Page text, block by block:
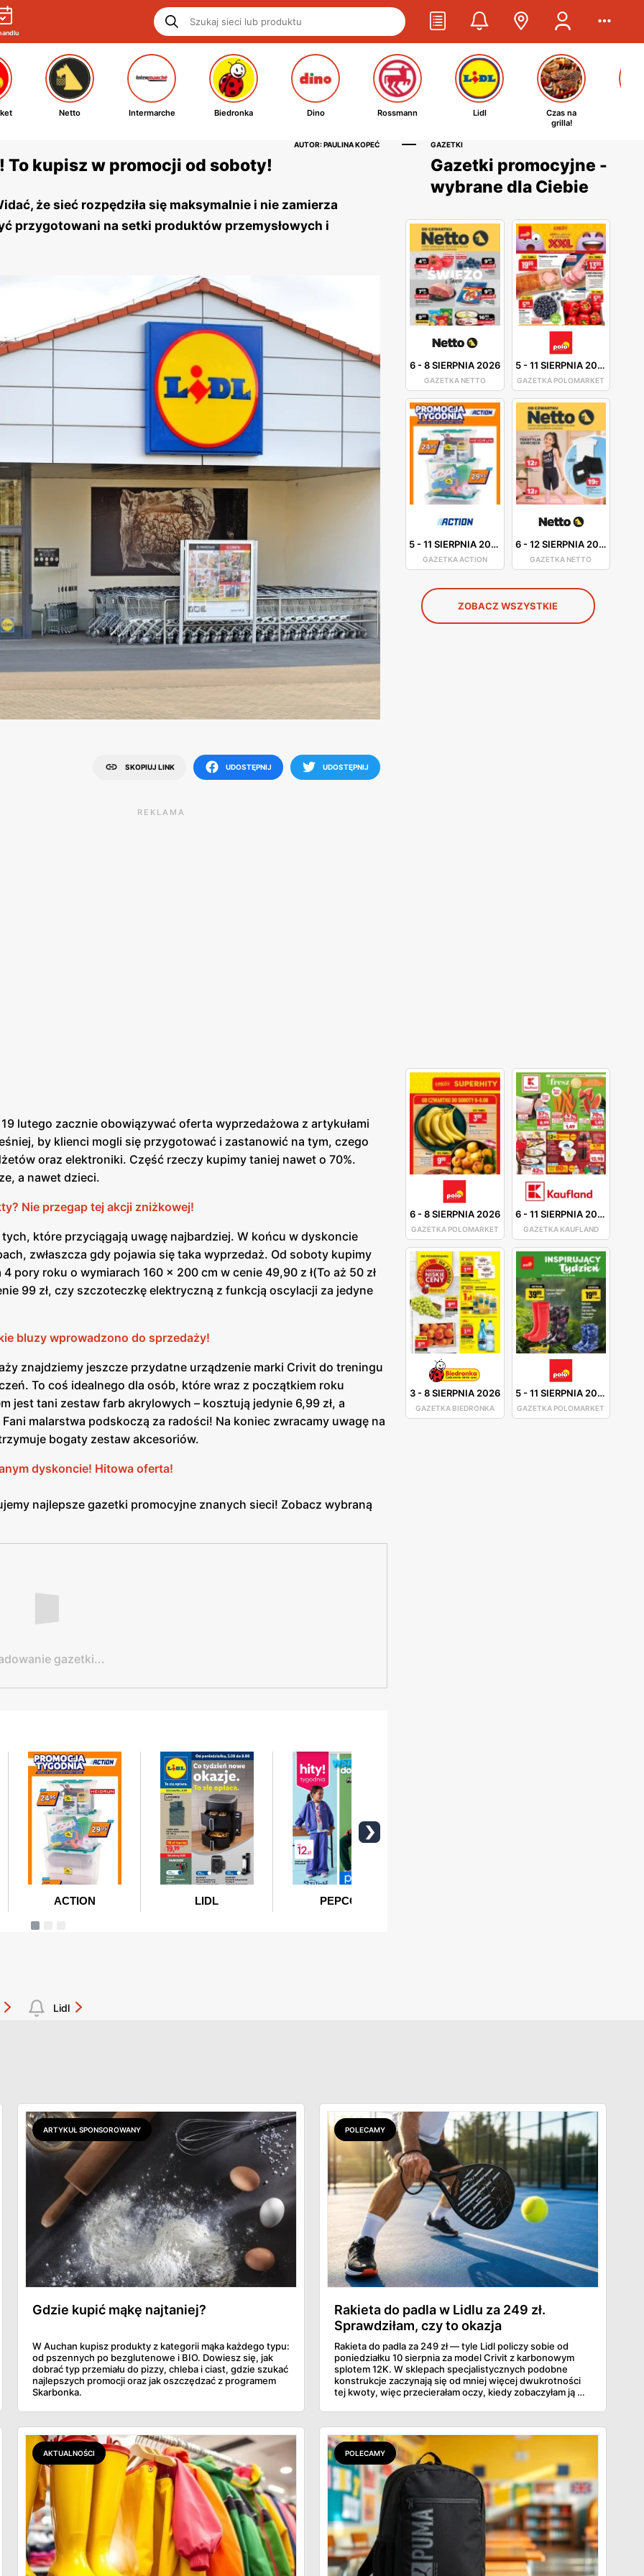
Netto Intermarche Biedronka Dino Rossmann Lidl
Czas na
grilla!
AUTOR: PAULINA KOPEĆ
To kupisz w promocji od soboty!
że sieć rozpędziła się maksymalnie i nie zamierza
przygotowani na setki produktów przemysłowych i
SKOPIUJ LINK UDOSTĘPNIJ UDOSTĘPNIJ
GAZETKI
Gazetki promocyjne -
wybrane dla Ciebie
6-8 SIERPNIA 2026
GAZETKA NETTO
5-11 SIERPNIA 2026
GAZETKA POLOMARKET
5-11 SIERPNIA 2026
GAZETKA ACTION
6-12 SIERPNIA 2026
GAZETKA NETTO
ZOBACZ WSZYSTKIE
6-8 SIERPNIA 2026
GAZETKA POLOMARKET
6-11 SIERPNIA 2026
GAZETKA KAUFLAND
3-8 SIERPNIA 2026
GAZETKA BIEDRONKA
5-11 SIERPNIA 2026
GAZETKA POLOMARKET
REKLAMA
lutego zacznie obowiązywać oferta wyprzedażowa z artykułami
by klienci mogli się przygotować i zastanowić na tym, czego
oraz elektroniki. Część rzeczy kupimy taniej nawet o 70%.
a nawet dzieci.
Nie przegap tej akcji zniżkowej!
które przyciągają uwagę najbardziej. W końcu w dyskoncie
zwłaszcza gdy pojawia się taka wyprzedaż. Od soboty kupimy
pory roku o wymiarach 160 × 200 cm w cenie 49,90 z ł(To aż 50 zł
99 zł, czy szczoteczkę elektryczną z funkcją oscylacji za jedyne
bluzy wprowadzono do sprzedaży!
znajdziemy jeszcze przydatne urządzenie marki Crivit do treningu
To coś idealnego dla osób, które wraz z początkiem roku
jest tani zestaw farb akrylowych – kosztują jedynie 6,99 zł, a
malarstwa podskoczą za radości! Na koniec zwracamy uwagę na
bogaty zestaw akcesoriów.
dyskoncie! Hitowa oferta!
najlepsze gazetki promocyjne znanych sieci! Zobacz wybraną
gazetki...
Lidl
ARTYKUŁ SPONSOROWANY
Gdzie kupić mąkę najtaniej?
W Auchan kupisz produkty z kategorii mąka każdego typu:
od pszennych po bezglutenowe i BIO. Dowiesz się, jak
dobrać typ przemiału do pizzy, chleba i ciast, gdzie szukać
najlepszych promocji oraz jak oszczędzać z programem
Skarbonka.
POLECAMY
Rakieta do padla w Lidlu za 249 zł.
Sprawdziłam, czy to okazja
Rakieta do padla za 249 zł — tyle Lidl policzy sobie od
poniedziałku 10 sierpnia za model Crivit z karbonowym
splotem 12K. W sklepach specjalistycznych podobne
konstrukcje zaczynają się od mniej więcej dwukrotności
tej kwoty, więc przecierałam oczy, kiedy zobaczyłam ją w
najszybciej rosnący sport w Polsce: kortów przybywa
lawinowo, a chętnych jeszcze szybciej. Sprawdziłam, co
dokładnie dostajemy za te pieniądze i komu taka rakieta
faktycznie wystarczy.
AKTUALNOŚCI POLECAMY